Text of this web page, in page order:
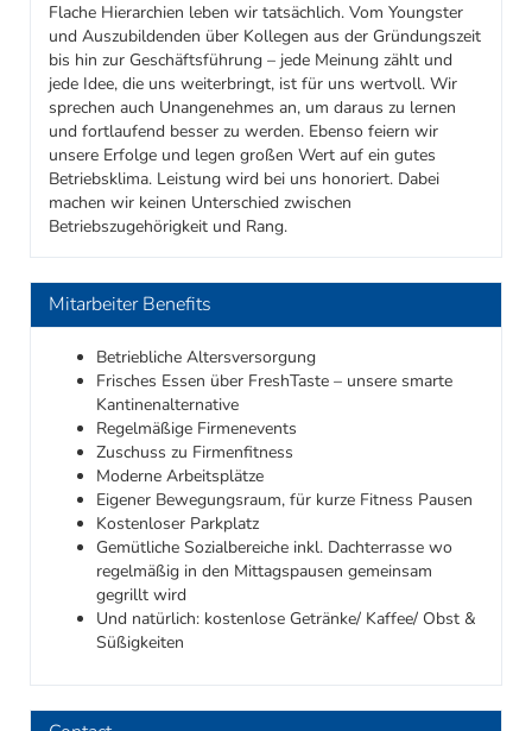
Flache Hierarchien leben wir tatsächlich. Vom Youngster
und Auszubildenden über Kollegen aus der Gründungszeit
bis hin zur Geschäftsführung – jede Meinung zählt und
jede Idee, die uns weiterbringt, ist für uns wertvoll. Wir
sprechen auch Unangenehmes an, um daraus zu lernen
und fortlaufend besser zu werden. Ebenso feiern wir
unsere Erfolge und legen großen Wert auf ein gutes
Betriebsklima. Leistung wird bei uns honoriert. Dabei
machen wir keinen Unterschied zwischen
Betriebszugehörigkeit und Rang.
Mitarbeiter Benefits
Betriebliche Altersversorgung
Frisches Essen über FreshTaste – unsere smarte
Kantinenalternative
Regelmäßige Firmenevents
Zuschuss zu Firmenfitness
Moderne Arbeitsplätze
Eigener Bewegungsraum, für kurze Fitness Pausen
Kostenloser Parkplatz
Gemütliche Sozialbereiche inkl. Dachterrasse wo
regelmäßig in den Mittagspausen gemeinsam
gegrillt wird
Und natürlich: kostenlose Getränke/ Kaffee/ Obst &
Süßigkeiten